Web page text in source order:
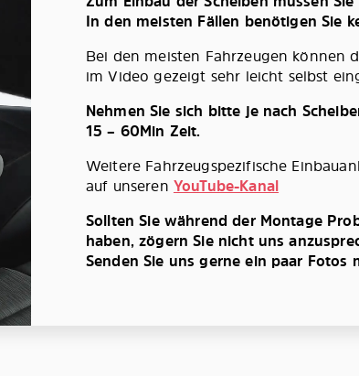
In den meisten Fällen benötigen Sie
Bei den meisten Fahrzeugen können
im Video gezeigt sehr leicht selbst
Nehmen Sie sich bitte je nach
15 – 60Min Zeit.
Weitere Fahrzeugspezifische
auf unseren YouTube-Kanal
Sollten Sie während der Montage
haben, zögern Sie nicht uns
Senden Sie uns gerne ein paar Fotos